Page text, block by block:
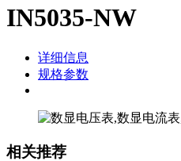
IN5035-NW
详细信息
规格参数
相关推荐